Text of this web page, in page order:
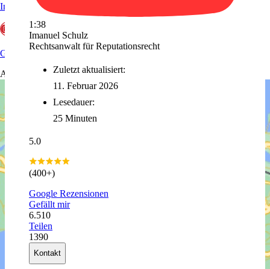
Indeed
GoWork
Aktuelles
1:38
Imanuel Schulz
Rechtsanwalt für Reputationsrecht
Zuletzt aktualisiert:
11. Februar 2026
Lesedauer:
25 Minuten
5.0
(400+)
Google Rezensionen
Gefällt mir
6.510
Teilen
1390
Kontakt